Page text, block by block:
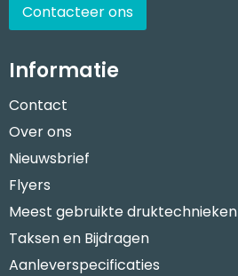
Contacteer ons
Informatie
Contact
Over ons
Nieuwsbrief
Flyers
Meest gebruikte druktechnieken
Taksen en Bijdragen
Aanleverspecificaties